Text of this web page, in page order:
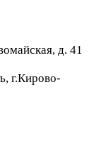
д. 41
г.Кирово-